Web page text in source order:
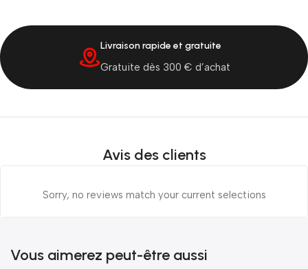
Livraison rapide et gratuite
Gratuite dès 300 € d’achat
Avis des clients
Sorry, no reviews match your current selections
Vous aimerez peut-être aussi